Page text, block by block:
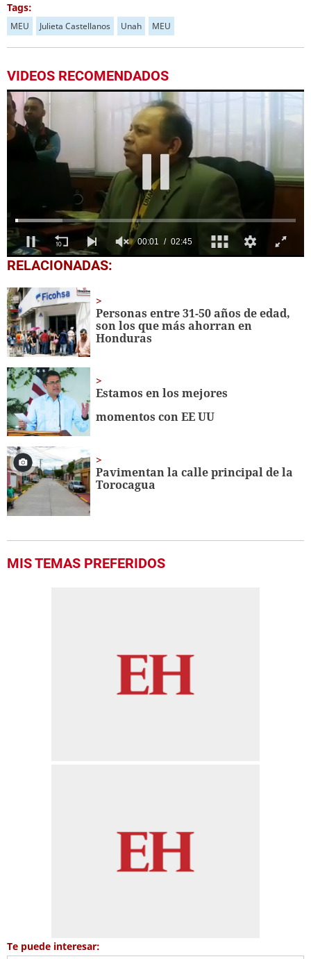
Tags:
MEU Julieta Castellanos Unah MEU
VIDEOS RECOMENDADOS
0
seconds
2
minutes,
45
seconds
RELACIONADAS:
Personas entre 31-50 años de edad,
son los que más ahorran en
Honduras
Estamos en los mejores
momentos con EE UU
Pavimentan la calle principal de la
Torocagua
MIS TEMAS PREFERIDOS
Te puede interesar: